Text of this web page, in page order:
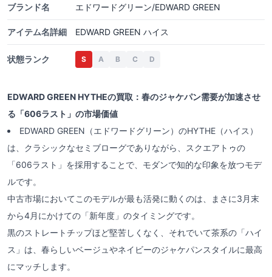
ブランド名 エドワードグリーン/EDWARD GREEN
アイテム名詳細 EDWARD GREEN ハイス
状態ランク S A B C D
EDWARD GREEN HYTHEの買取：春のジャケパン需要が加速させ
る「606ラスト」の市場価値
EDWARD GREEN（エドワードグリーン）のHYTHE（ハイス）
は、クラシックなセミブローグでありながら、スクエアトゥの
「606ラスト」を採用することで、モダンで知的な印象を放つモデ
ルです。
中古市場においてこのモデルが最も活発に動くのは、まさに3月末
から4月にかけての「新年度」のタイミングです。
黒のストレートチップほど堅苦しくなく、それでいて茶系の「ハイ
ス」は、春らしいベージュやネイビーのジャケパンスタイルに最高
にマッチします。